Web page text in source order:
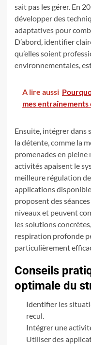
sait pas les gérer. En
développer des
adaptatives pour
D’abord, identifier
qu’elles soient
environnementales,
A lire aussi
mes entraînements
Ensuite, intégrer dans
la détente, comme la
promenades en pleine
activités apaisent le
meilleure régulation
applications
proposent des
niveaux et peuvent
les solutions
respiration profonde
particulièrement
Conseils
optimale du
Identifier les
recul.
Intégrer une
Utiliser des